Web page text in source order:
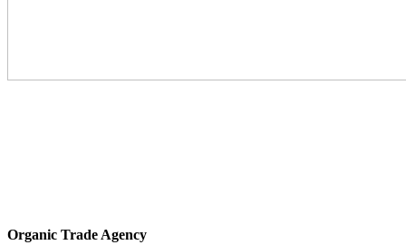
Organic Trade Agency